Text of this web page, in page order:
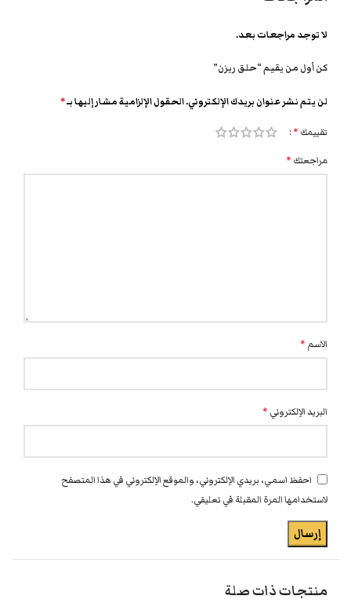
لا توجد مراجعات بعد.
كن أول من يقيم “حلق ريزن”
لن يتم نشر عنوان بريدك الإلكتروني.الحقول الإلزامية مشار إليها بـ*
تقييمك *
مراجعتك *
الاسم *
البريد الإلكتروني *
احفظ اسمي، بريدي الإلكتروني، والموقع الإلكتروني في هذا المتصفح
لاستخدامها المرة المقبلة في تعليقي.
منتجات ذات صلة